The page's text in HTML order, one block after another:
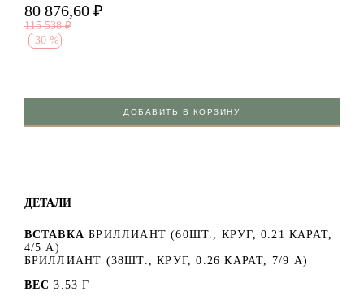
80 876,60 ₽
115 538 ₽
-30 %
ДОБАВИТЬ В КОРЗИНУ
ДЕТАЛИ
ВСТАВКА БРИЛЛИАНТ (60ШТ., КРУГ, 0.21 КАРАТ,
4/5 А)
БРИЛЛИАНТ (38ШТ., КРУГ, 0.26 КАРАТ, 7/9 А)
ВЕС 3.53 Г